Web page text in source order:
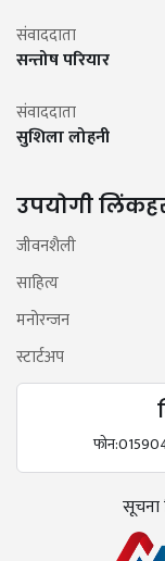
संवाददाता
सन्तोष परियार
संवाददाता
सुशिला लोहनी
उपयोगी
जीवनशैली
साहित्य
मनोरन्जन
स्टार्टअप
फोन:
सूचना